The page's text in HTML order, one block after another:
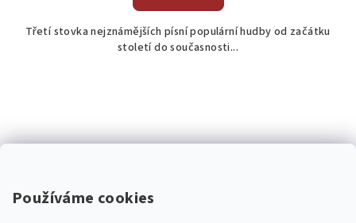
Používáme cookies
Třetí stovka nejznámějších písní populární hudby od začátku
století do současnosti...